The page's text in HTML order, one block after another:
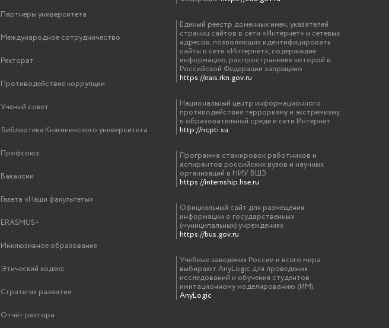
Партнеры университета
Международное сотрудничество
Ректорат
Противодействие коррупции
Ученый совет
Библиотека Княгининского университета
Профсоюз
Вакансии
Газета «Наши факультеты»
ERASMUS+
Инклюзивное образование
Этический кодекс
Стратегия развития
Отчёт ректора
Единый реестр доменных имен, указателей
страниц сайтов в сети «Интернет» и сетевых
адресов, позволяющих идентифицировать
сайты в сети «Интернет», содержащие
информацию, распространение которой в
Российской Федерации запрещено
https://eais.rkn.gov.ru
Национальный центр информационного
противодействия терроризму и экстремизму
в образовательной среде и сети Интернет
http://ncpti.su
Программа стажировок работников и
аспирантов российских вузов и научных
организаций в НИУ ВШЭ
https://internship.hse.ru
Официальный сайт для размещения
информации о государственных
(муниципальных) учреждениях
https://bus.gov.ru
Учебные заведения России и всего мира
выбирают AnyLogic для проведения
исследований и обучения студентов
имитационному моделированию (ИМ).
AnyLogic